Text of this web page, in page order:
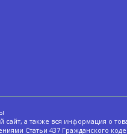
а также вся информация о
Статьи 437 Гражданского